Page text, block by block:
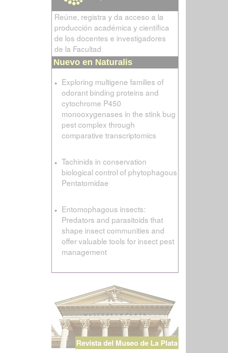
Reúne, registra y da acceso a la
producción académica y científica
de los docentes e investigadores
de la Facultad
Nuevo en Naturalis
Exploring multigene families of
odorant binding proteins and
cytochrome P450
monooxygenases in the stink bug
pest complex through
comparative transcriptomics
Tachinids in conservation
biological control of phytophagous
Pentatomidae
Entomophagous insects:
Predators and parasitoids that
shape insect communities and
offer valuable tools for insect pest
management
Revista del Museo de La Plata